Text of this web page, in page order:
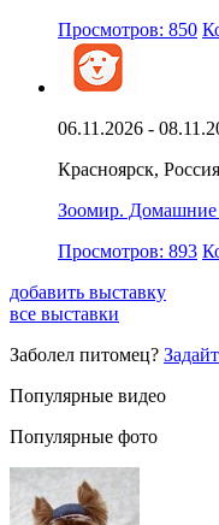
Просмотров: 850
06.11.2026 -
Красноярск, Россия
Зоомир.
Просмотров: 893
добавить выставку
все выставки
Заболел питомец?
Популярные видео
Популярные фото